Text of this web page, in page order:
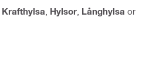
Krafthylsa Hylsor Långhylsa or